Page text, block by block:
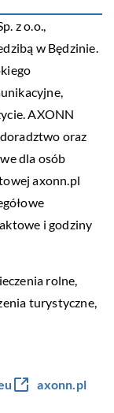
z o.o.,
w Będzinie.
AXONN
oraz
dla osób
axonn.pl
i godziny
rolne,
turystyczne,
axonn.pl